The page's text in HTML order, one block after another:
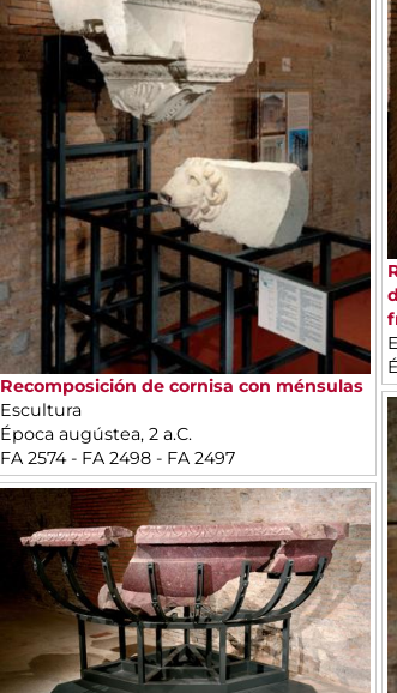
Recomposición de cornisa con ménsulas
Escultura
Época augústea, 2 a.C.
FA 2574 - FA 2498 - FA 2497